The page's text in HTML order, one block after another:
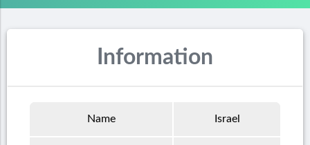
Information
Name Israel